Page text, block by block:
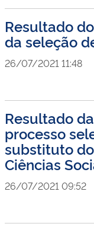
Resultado
da seleção
26/07/2021 11:48
Resultado
processo
substituto
Ciências
26/07/2021 09:52